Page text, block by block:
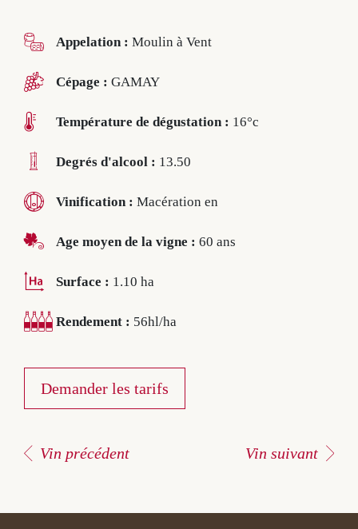
Le domaine
Les vins
Les terroirs
Formule « Magnum »
De la vigne à la bouteille
Beaujolais Nouveau
À proximité
Les événements
Appelation : Moulin à Vent
Cépage : GAMAY
Température de dégustation : 16°c
Degrés d'alcool : 13.50
Vinification : Macération en
Age moyen de la vigne : 60 ans
Surface : 1.10 ha
Rendement : 56hl/ha
Demander les tarifs
Vin précédent Vin suivant